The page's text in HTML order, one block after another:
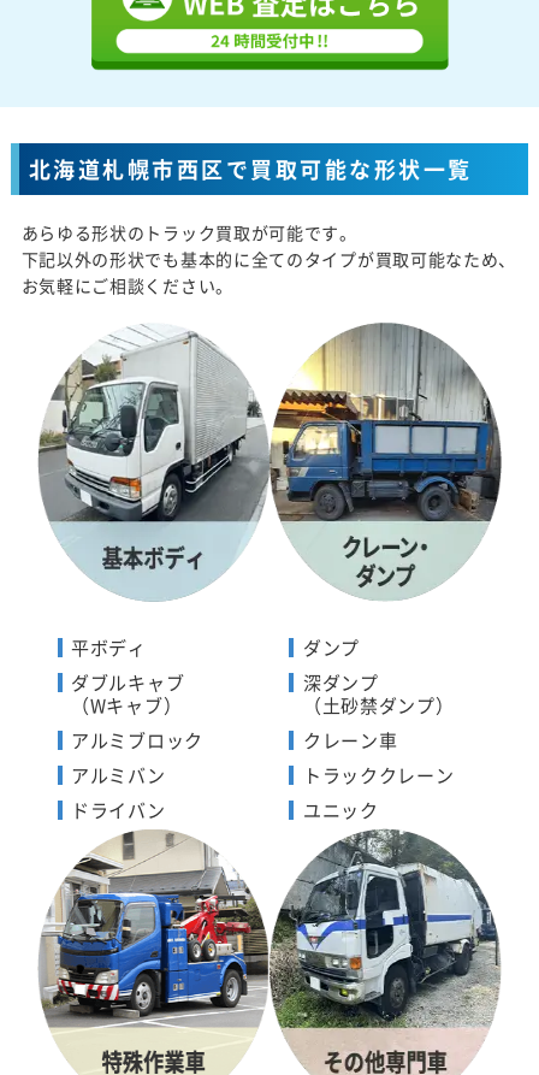
北海道札幌市西区で買取可能な形状一覧
あらゆる形状のトラック買取が可能です。
下記以外の形状でも基本的に全てのタイプが買取可能なため、
お気軽にご相談ください。
平ボディ
ダブルキャブ
（Wキャブ）
アルミブロック
アルミバン
ドライバン
ダンプ
深ダンプ
（土砂禁ダンプ）
クレーン車
トラッククレーン
ユニック